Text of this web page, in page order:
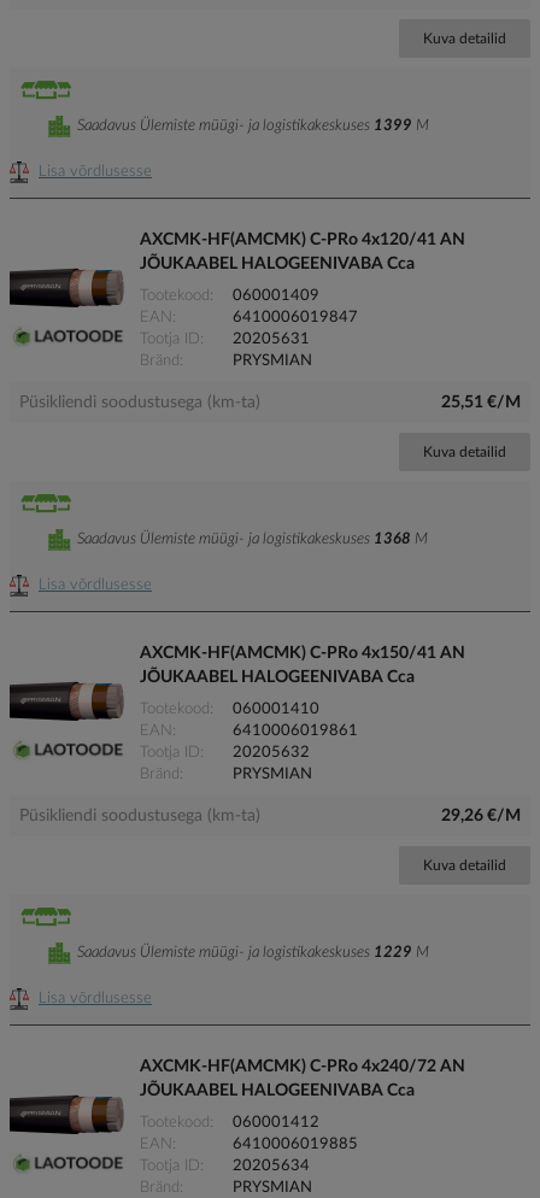
Kuva detailid
Lisa võrdlusesse
Saadavus Ülemiste müügi- ja logistikakeskuses 1399 M
AXCMK-HF(AMCMK) C-PRo 4x120/41 AN
JÕUKAABEL HALOGEENIVABA Cca
Tootekood
060001409
EAN
6410006019847
Tootja ID
20205631
Bränd
PRYSMIAN
Püsikliendi soodustusega (km-ta) 25,51 €/M
Kuva detailid
Lisa võrdlusesse
Saadavus Ülemiste müügi- ja logistikakeskuses 1368 M
AXCMK-HF(AMCMK) C-PRo 4x150/41 AN
JÕUKAABEL HALOGEENIVABA Cca
Tootekood
060001410
EAN
6410006019861
Tootja ID
20205632
Bränd
PRYSMIAN
Püsikliendi soodustusega (km-ta) 29,26 €/M
Kuva detailid
Lisa võrdlusesse
Saadavus Ülemiste müügi- ja logistikakeskuses 1229 M
AXCMK-HF(AMCMK) C-PRo 4x240/72 AN
JÕUKAABEL HALOGEENIVABA Cca
Tootekood
060001412
EAN
6410006019885
Tootja ID
20205634
Bränd
PRYSMIAN